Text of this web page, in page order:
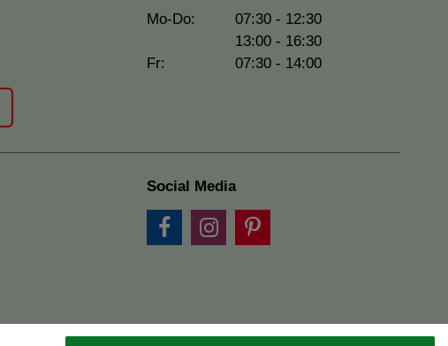
Mo-Do:
07:30 - 12:30
13:00 - 16:30
Fr:
07:30 - 14:00
Social Media